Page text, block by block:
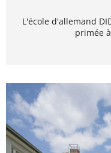
L'école d'allemand
primée